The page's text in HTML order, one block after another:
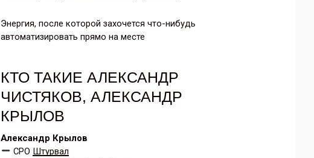
Энергия, после которой захочется что-нибудь
автоматизировать прямо на месте
КТО ТАКИЕ АЛЕКСАНДР
ЧИСТЯКОВ, АЛЕКСАНДР
КРЫЛОВ
Александр Крылов
CPO Штурвал